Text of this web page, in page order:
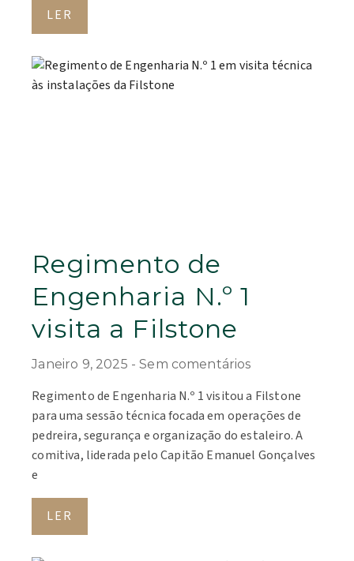
LER
Regimento de
Engenharia N.º 1
visita a Filstone
Janeiro 9, 2025 Sem comentários
Regimento de Engenharia N.º 1 visitou a Filstone
para uma sessão técnica focada em operações de
pedreira, segurança e organização do estaleiro. A
comitiva, liderada pelo Capitão Emanuel Gonçalves
e
LER